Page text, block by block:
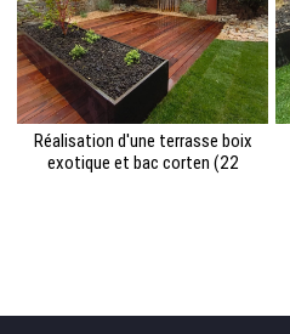
Réalisation d'une terrasse boix
exotique et bac corten (22